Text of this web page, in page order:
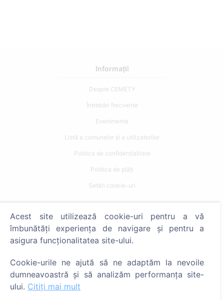
Informații
Despre CEMETY
Întrebări frecvente
Evenimente
Listă a comunelor și a utilizatorilor
Politica de confidențialitate
Politica de plăți
Setări cookie-uri
Caută decedați
Caută cimitire
Servicii
Acest site utilizează cookie-uri pentru a vă
îmbunătăți experiența de navigare și pentru a
asigura funcționalitatea site-ului.
Cookie-urile ne ajută să ne adaptăm la nevoile
dumneavoastră și să analizăm performanța site-
ului. Citiți mai mult